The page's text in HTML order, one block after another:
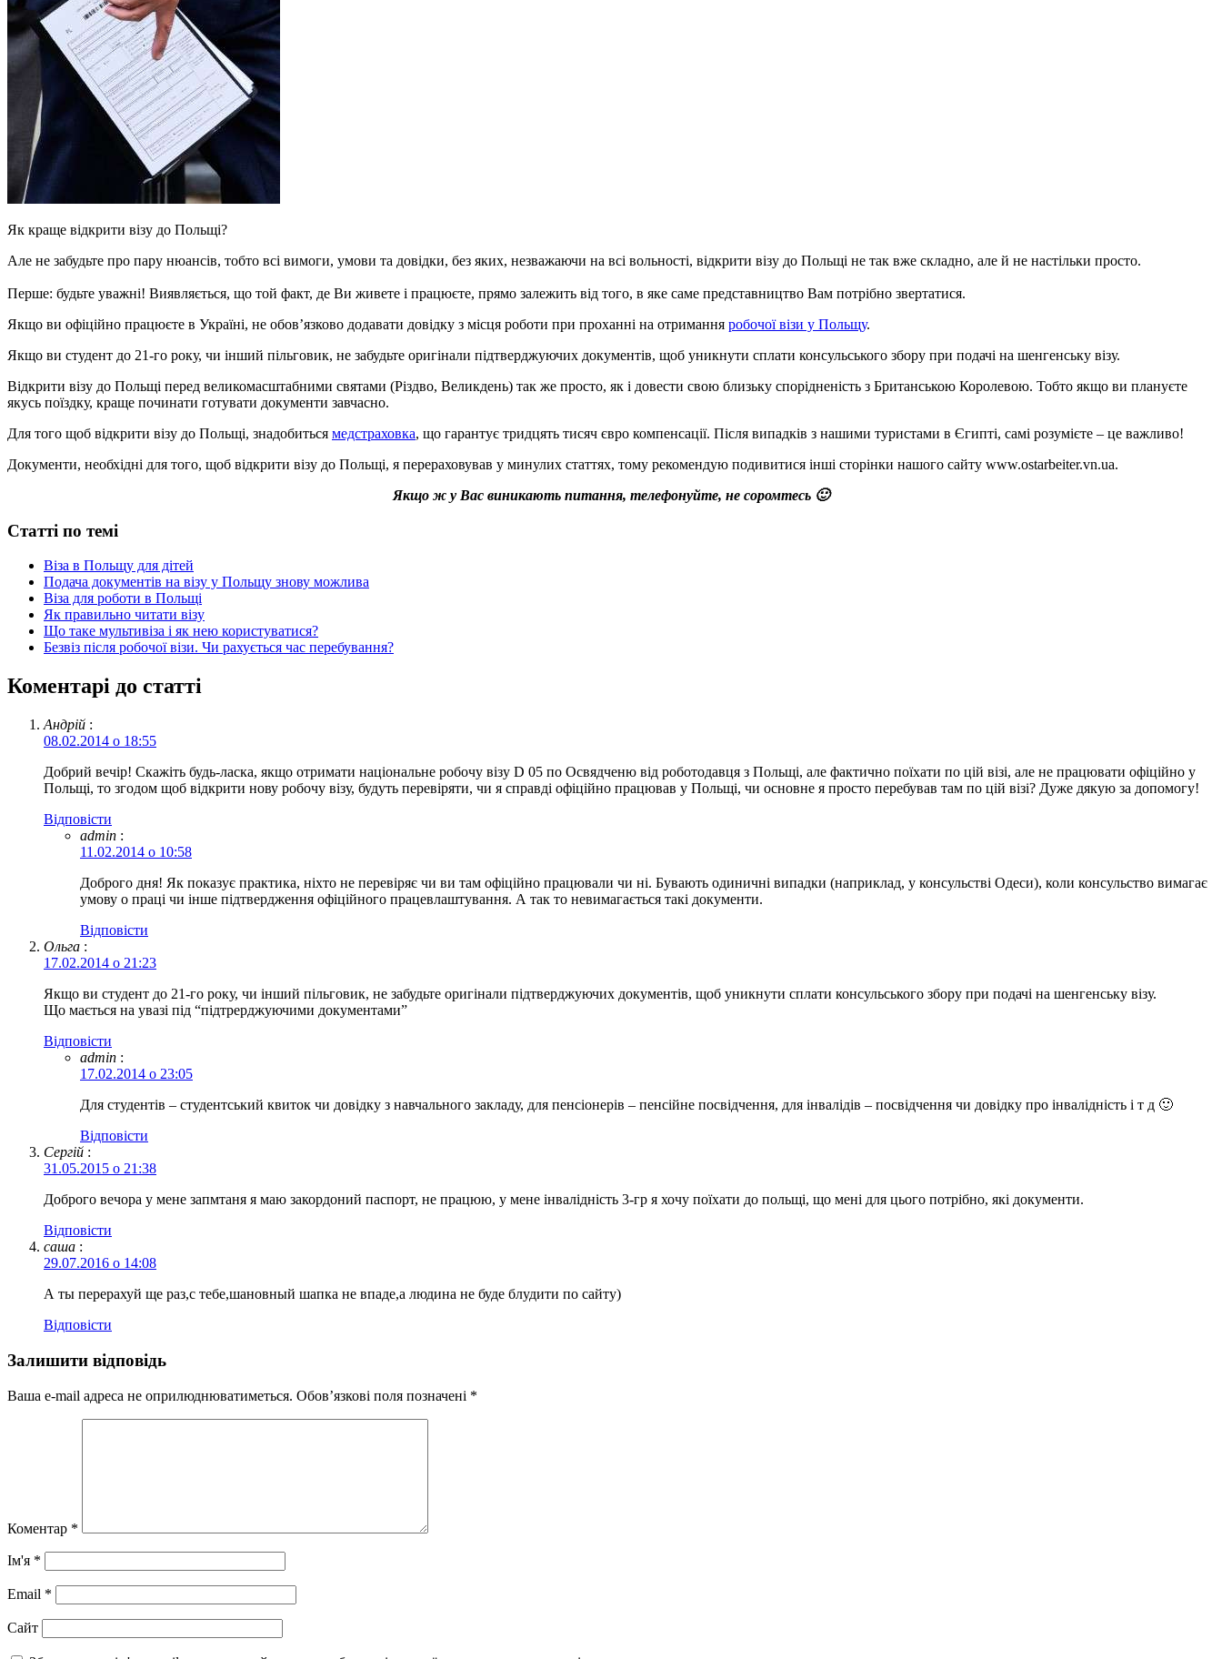
Як краще відкрити візу до Польщі?
Але не забудьте про пару нюансів, тобто всі вимоги, умови та довідки, без яких, незважаючи на всі вольності, відкрити візу до Польщі не так вже складно, але й не настільки просто.
Перше: будьте уважні! Виявляється, що той факт, де Ви живете і працюєте, прямо залежить від того, в яке саме представництво Вам потрібно звертатися.
Якщо ви офіційно працюєте в Україні, не обов’язково додавати довідку з місця роботи при проханні на отримання робочої візи у Польщу.
Якщо ви студент до 21-го року, чи інший пільговик, не забудьте оригінали підтверджуючих документів, щоб уникнути сплати консульського збору при подачі на шенгенську візу.
Відкрити візу до Польщі перед великомасштабними святами (Різдво, Великдень) так же просто, як і довести свою близьку спорідненість з Британською Королевою. Тобто якщо ви плануєте
якусь поїздку, краще починати готувати документи завчасно.
Для того щоб відкрити візу до Польщі, знадобиться медстраховка, що гарантує тридцять тисяч євро компенсації. Після випадків з нашими туристами в Єгипті, самі розумієте – це важливо!
Документи, необхідні для того, щоб відкрити візу до Польщі, я перераховував у минулих статтях, тому рекомендую подивитися інші сторінки нашого сайту www.ostarbeiter.vn.ua.
Якщо ж у Вас виникають питання, телефонуйте, не соромтесь 🙂
Статті по темі
Віза в Польщу для дітей
Подача документів на візу у Польщу знову можлива
Віза для роботи в Польщі
Як правильно читати візу
Що таке мультивіза і як нею користуватися?
Безвіз після робочої візи. Чи рахується час перебування?
Коментарі до статті
Андрій :
08.02.2014 о 18:55
Добрий вечір! Скажіть будь-ласка, якщо отримати національне робочу візу D 05 по Освядченю від роботодавця з Польщі, але фактично поїхати по цій візі, але не працювати офіційно у
Польщі, то згодом щоб відкрити нову робочу візу, будуть перевіряти, чи я справді офіційно працював у Польщі, чи основне я просто перебував там по цій візі? Дуже дякую за допомогу!
Відповіcти
admin :
11.02.2014 о 10:58
Доброго дня! Як показує практика, ніхто не перевіряє чи ви там офіційно працювали чи ні. Бувають одиничні випадки (наприклад, у консульстві Одеси), коли консульство вимагає
умову о праці чи інше підтвердження офіційного працевлаштування. А так то невимагається такі документи.
Відповіcти
Ольга :
17.02.2014 о 21:23
Якщо ви студент до 21-го року, чи інший пільговик, не забудьте оригінали підтверджуючих документів, щоб уникнути сплати консульського збору при подачі на шенгенську візу.
Що мається на увазі під “підтрерджуючими документами”
Відповіcти
admin :
17.02.2014 о 23:05
Для студентів – студентський квиток чи довідку з навчального закладу, для пенсіонерів – пенсійне посвідчення, для інвалідів – посвідчення чи довідку про інвалідність і т д 🙂
Відповіcти
Сергій :
31.05.2015 о 21:38
Доброго вечора у мене запмтаня я маю закордоний паспорт, не працюю, у мене інвалідність 3-гр я хочу поїхати до польщі, що мені для цього потрібно, які документи.
Відповіcти
саша :
29.07.2016 о 14:08
А ты перерахуй ще раз,с тебе,шановный шапка не впаде,а людина не буде блудити по сайту)
Відповіcти
Залишити відповідь
Ваша e-mail адреса не оприлюднюватиметься. Обов’язкові поля позначені *
Коментар *
Ім'я *
Email *
Сайт